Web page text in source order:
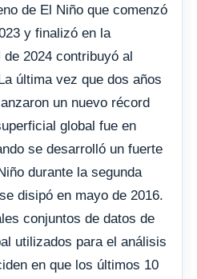
de El Niño que comenzó
y finalizó en la
2024 contribuyó al
última vez que dos años
un nuevo récord
global fue en
se desarrolló un fuerte
durante la segunda
disipó en mayo de 2016.
conjuntos de datos de
utilizados para el análisis
en que los últimos 10